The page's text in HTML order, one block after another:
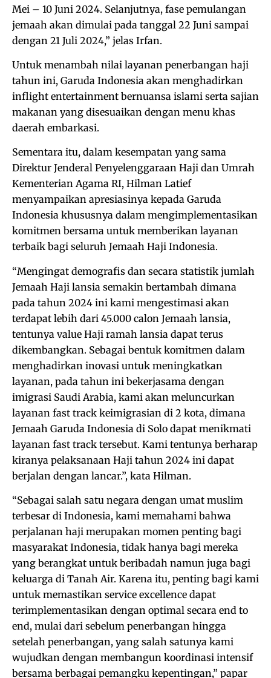
Mei – 10 Juni 2024. Selanjutnya, fase pemulangan
jemaah akan dimulai pada tanggal 22 Juni sampai
dengan 21 Juli 2024,” jelas Irfan.
Untuk menambah nilai layanan penerbangan haji
tahun ini, Garuda Indonesia akan menghadirkan
inflight entertainment bernuansa islami serta sajian
makanan yang disesuaikan dengan menu khas
daerah embarkasi.
Sementara itu, dalam kesempatan yang sama
Direktur Jenderal Penyelenggaraan Haji dan Umrah
Kementerian Agama RI, Hilman Latief
menyampaikan apresiasinya kepada Garuda
Indonesia khususnya dalam mengimplementasikan
komitmen bersama untuk memberikan layanan
terbaik bagi seluruh Jemaah Haji Indonesia.
“Mengingat demografis dan secara statistik jumlah
Jemaah Haji lansia semakin bertambah dimana
pada tahun 2024 ini kami mengestimasi akan
terdapat lebih dari 45.000 calon Jemaah lansia,
tentunya value Haji ramah lansia dapat terus
dikembangkan. Sebagai bentuk komitmen dalam
menghadirkan inovasi untuk meningkatkan
layanan, pada tahun ini bekerjasama dengan
imigrasi Saudi Arabia, kami akan meluncurkan
layanan fast track keimigrasian di 2 kota, dimana
Jemaah Garuda Indonesia di Solo dapat menikmati
layanan fast track tersebut. Kami tentunya berharap
kiranya pelaksanaan Haji tahun 2024 ini dapat
berjalan dengan lancar.”, kata Hilman.
“Sebagai salah satu negara dengan umat muslim
terbesar di Indonesia, kami memahami bahwa
perjalanan haji merupakan momen penting bagi
masyarakat Indonesia, tidak hanya bagi mereka
yang berangkat untuk beribadah namun juga bagi
keluarga di Tanah Air. Karena itu, penting bagi kami
untuk memastikan service excellence dapat
terimplementasikan dengan optimal secara end to
end, mulai dari sebelum penerbangan hingga
setelah penerbangan, yang salah satunya kami
wujudkan dengan membangun koordinasi intensif
bersama berbagai pemangku kepentingan,” papar